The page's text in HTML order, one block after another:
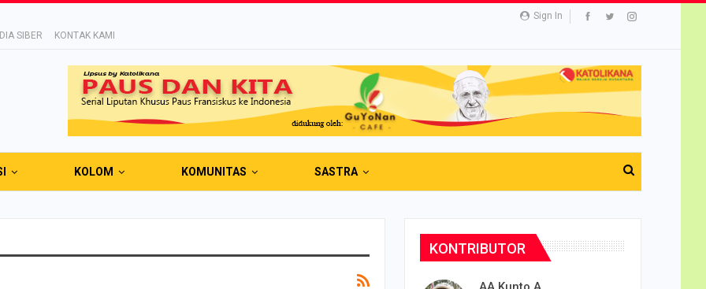
Sign In
SIBER KONTAK KAMI
KOLOM KOMUNITAS SASTRA
KONTRIBUTOR